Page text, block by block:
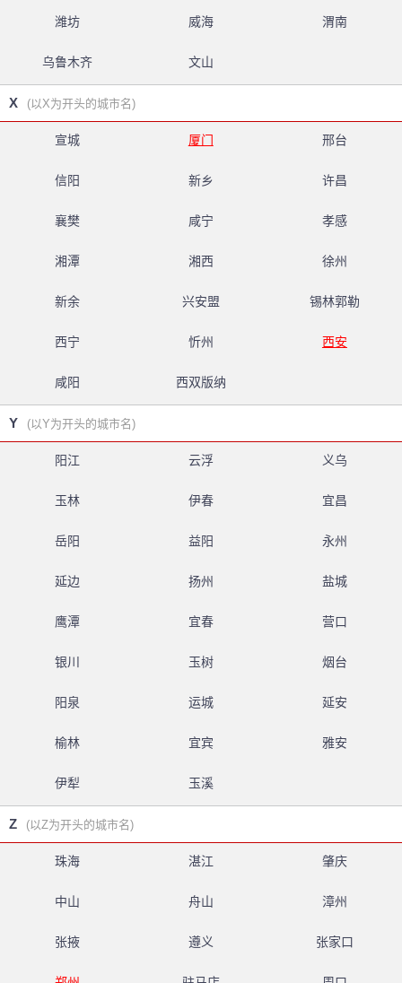
潍坊 威海 渭南
乌鲁木齐 文山
X (以X为开头的城市名)
宣城 厦门 邢台
信阳 新乡 许昌
襄樊 咸宁 孝感
湘潭 湘西 徐州
新余 兴安盟 锡林郭勒
西宁 忻州 西安
咸阳 西双版纳
Y (以Y为开头的城市名)
阳江 云浮 义乌
玉林 伊春 宜昌
岳阳 益阳 永州
延边 扬州 盐城
鹰潭 宜春 营口
银川 玉树 烟台
阳泉 运城 延安
榆林 宜宾 雅安
伊犁 玉溪
Z (以Z为开头的城市名)
珠海 湛江 肇庆
中山 舟山 漳州
张掖 遵义 张家口